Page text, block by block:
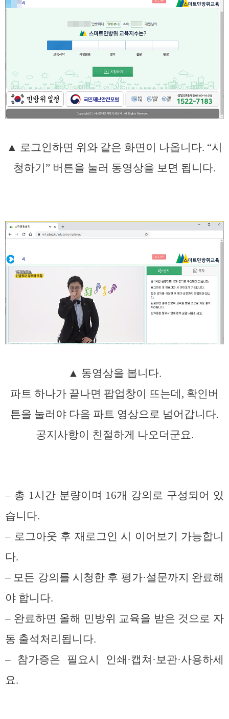
▲ 로그인하면 위와 같은 화면이 나옵니다. “시
청하기” 버튼을 눌러 동영상을 보면 됩니다.
▲ 동영상을 봅니다.
파트 하나가 끝나면 팝업창이 뜨는데, 확인버
튼을 눌러야 다음 파트 영상으로 넘어갑니다.
공지사항이 친절하게 나오더군요.
– 총 1시간 분량이며 16개 강의로 구성되어 있
습니다.
– 로그아웃 후 재로그인 시 이어보기 가능합니
다.
– 모든 강의를 시청한 후 평가·설문까지 완료해
야 합니다.
– 완료하면 올해 민방위 교육을 받은 것으로 자
동 출석처리됩니다.
– 참가증은 필요시 인쇄·캡쳐·보관·사용하세
요.